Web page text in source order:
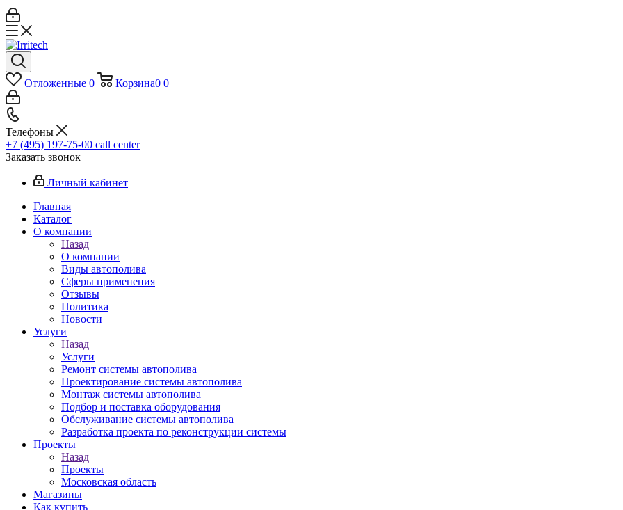
Отложенные 0 Корзина0 0
Телефоны
+7 (495) 197-75-00 call center
Заказать звонок
Личный кабинет
Главная
Каталог
О компании
Назад
О компании
Виды автополива
Сферы применения
Отзывы
Политика
Новости
Услуги
Назад
Услуги
Ремонт системы автополива
Проектирование системы автополива
Монтаж системы автополива
Подбор и поставка оборудования
Обслуживание системы автополива
Разработка проекта по реконструкции системы
Проекты
Назад
Проекты
Московская область
Магазины
Как купить